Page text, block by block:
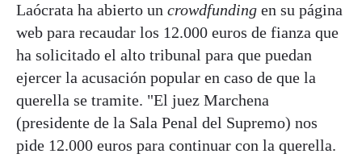
Laócrata ha abierto un crowdfunding en su página
web para recaudar los 12.000 euros de fianza que
ha solicitado el alto tribunal para que puedan
ejercer la acusación popular en caso de que la
querella se tramite. "El juez Marchena
(presidente de la Sala Penal del Supremo) nos
pide 12.000 euros para continuar con la querella.